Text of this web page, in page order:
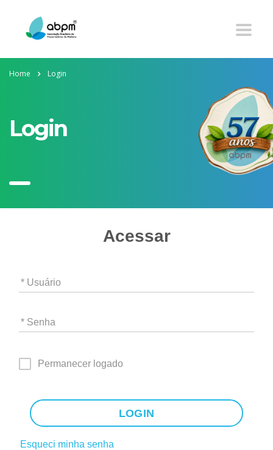
Home Login
Login
Acessar
* Usuário
* Senha
Permanecer logado
LOGIN
Esqueci minha senha